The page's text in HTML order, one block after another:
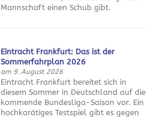
Mannschaft einen Schub gibt.
Eintracht Frankfurt: Das ist der
Sommerfahrplan 2026
am 9. August 2026
Eintracht Frankfurt bereitet sich in
diesem Sommer in Deutschland auf die
kommende Bundesliga-Saison vor. Ein
hochkarätiges Testspiel gibt es gegen